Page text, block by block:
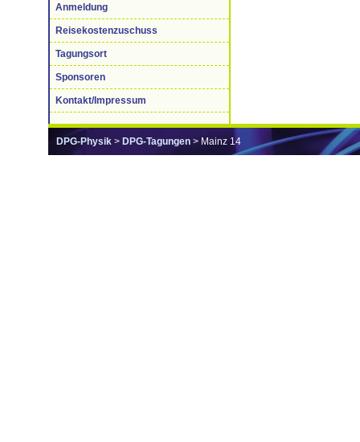
Anmeldung
Reisekostenzuschuss
Tagungsort
Sponsoren
Kontakt/Impressum
DPG-Physik > DPG-Tagungen > Mainz 14